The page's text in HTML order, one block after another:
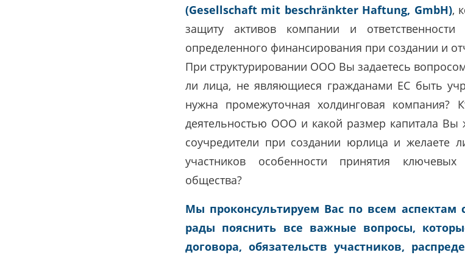
(Gesellschaft mit beschränkter Haftung, GmbH),
защиту активов компании и
определенного финансирования при создании и
При структурировании ООО Вы задаетесь
ли лица, не являющиеся гражданами ЕС быть
нужна промежуточная холдинговая компания?
деятельностью ООО и какой размер капитала Вы
соучредители при создании юрлица и желаете
участников особенности принятия
общества?
Мы проконсультируем Вас по всем
рады пояснить все важные вопросы,
договора, обязательств участников,